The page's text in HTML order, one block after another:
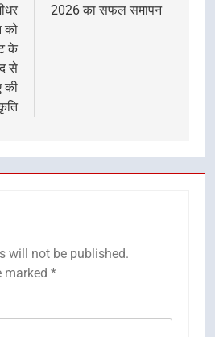
को
के
से
की
2026 का सफल समापन
will not be published.
marked *